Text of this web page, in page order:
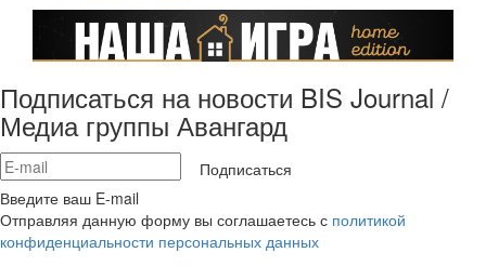
Подписаться на новости BIS Journal /
Медиа группы Авангард
Подписаться
Введите ваш E-mail
Отправляя данную форму вы соглашаетесь с политикой
конфиденциальности персональных данных